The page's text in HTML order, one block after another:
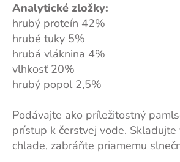
Analytické zložky:
hrubý proteín 42%
hrubé tuky 5%
hrubá vláknina 4%
vlhkosť 20%
hrubý popol 2,5%
Podávajte ako príležitostný
prístup k čerstvej vode. Skladujte
chlade, zabráňte priamemu